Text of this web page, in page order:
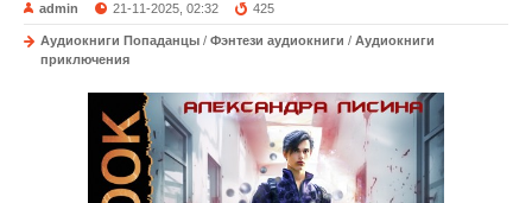
admin 21-11-2025, 02:32 425
Аудиокниги Попаданцы / Фэнтези аудиокниги / Аудиокниги
приключения